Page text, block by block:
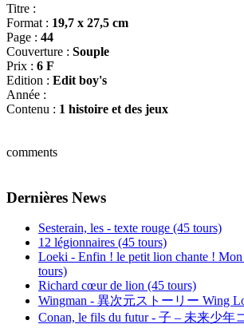
Titre :
Format : 19,7 x 27,5 cm
Page : 44
Couverture : Souple
Prix : 6 F
Edition : Edit boy's
Année :
Contenu : 1 histoire et des jeux
comments
Dernières News
Sesterain, les - texte rouge (45 tours)
12 légionnaires (45 tours)
Loeki - Enfin ! le petit lion chante !
tours)
Richard cœur de lion (45 tours)
Wingman - 異次元ストーリー Wing
Conan, le fils du futur - 子 – 未来少年